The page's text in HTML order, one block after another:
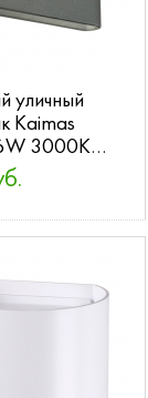
уличный
Kaimas
3000K